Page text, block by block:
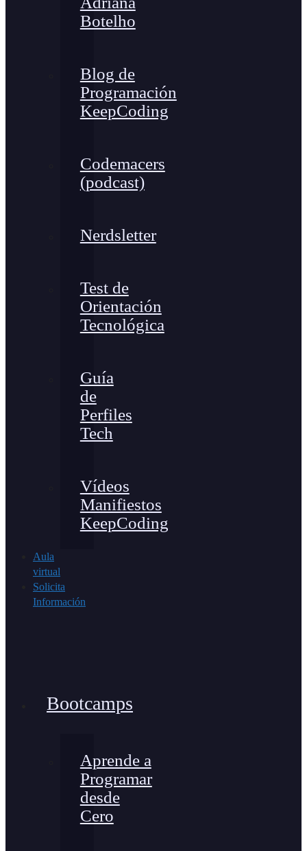
Botelho
Blog de
Programación
KeepCoding
Codemacers
(podcast)
Nerdsletter
Test de
Orientación
Tecnológica
Guía
de
Perfiles
Tech
Vídeos
Manifiestos
KeepCoding
Aula
virtual
Solicita
Información
Bootcamps
Aprende a
Programar
desde
Cero